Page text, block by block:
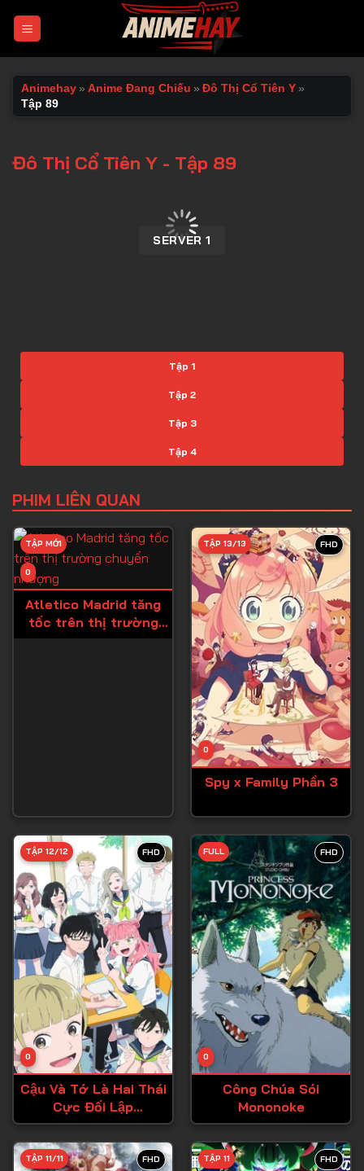
Animehay » Anime Đang Chiếu » Đô Thị Cổ Tiên Y »
Tập 89
Đô Thị Cổ Tiên Y - Tập 89
SERVER 1
Tập 1
Tập 2
Tập 3
Tập 4
Tập 6
Tập 7
Tập 8
Tập 9
Tập 10
Tập 11
Tập 12
Tập 13
Tập 14
Tập 15
Tập 17
Tập 18
Tập 19
Tập 20
Tập 21
Tập 22
Tập 23
Tập 24
Tập 25
Tập 26
Tập 29
PHIM LIÊN QUAN
0
TẬP MỚI
Atletico Madrid tăng
tốc trên thị trường
chuyển nhượng
FHD
0
TẬP 13/13
Spy x Family Phần 3
FHD
0
TẬP 12/12
Cậu Và Tớ Là Hai Thái
Cực Đối Lập
(Seihantai na Kimi to
Boku)
FHD
0
FULL
Công Chúa Sói
Mononoke
FHD
TẬP 11/11 FHD
TẬP 11